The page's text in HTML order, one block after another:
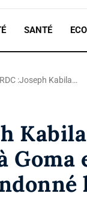
SANTÉ
RDC :Joseph Kabila…
Goma